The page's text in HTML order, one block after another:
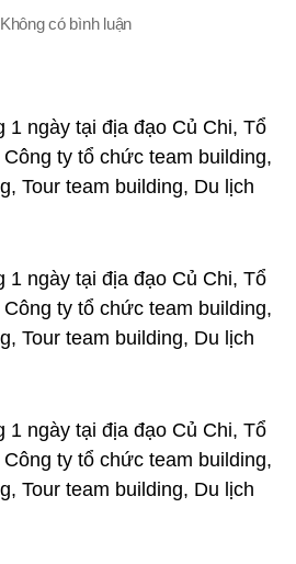
đăng
Không có bình luậnở
Ngày
Tại
Địa
Đạo